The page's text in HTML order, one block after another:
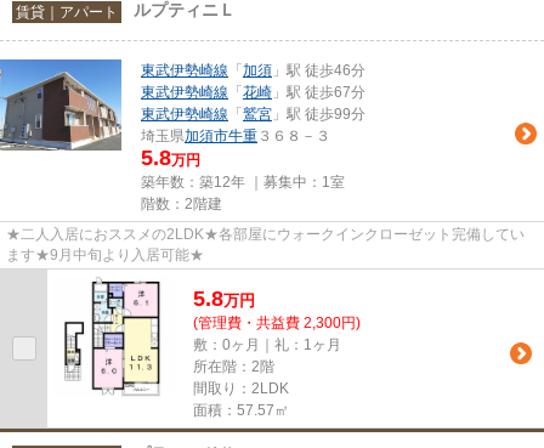
賃貸｜アパート ルプティニＬ
東武伊勢崎線 「 加須 」駅 徒歩46分
東武伊勢崎線 「 花崎 」駅 徒歩67分
東武伊勢崎線 「 鷲宮 」駅 徒歩99分
埼玉県加須市牛重 ３６８－３
5.8万円
築年数：築12年 ｜募集中： 1室
階数：2階建
★二人入居におススメの2LDK★各部屋にウォークインクローゼット完備してい
ます★9月中旬より入居可能★
5.8万円
(管理費・共益費 2,300円)
敷：0ヶ月｜礼：1ヶ月
所在階：2階
間取り：2LDK
面積：57.57㎡